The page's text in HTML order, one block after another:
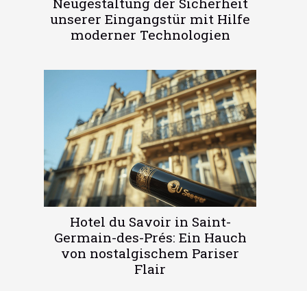
unserer Eingangstür mit Hilfe
moderner Technologien
Hotel du Savoir in Saint-
Germain-des-Prés: Ein Hauch
von nostalgischem Pariser
Flair